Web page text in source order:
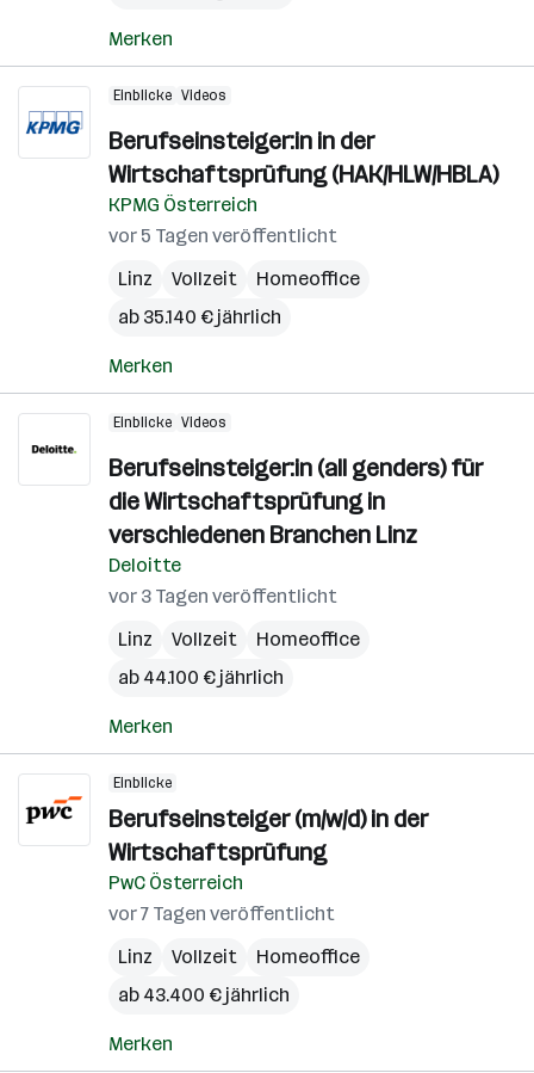
Merken
Einblicke Videos
Berufseinsteiger:in in der
Wirtschaftsprüfung (HAK/HLW/HBLA)
KPMG Österreich
vor 5 Tagen veröffentlicht
Linz
Vollzeit
Homeoffice
ab 35.140 € jährlich
Merken
Einblicke Videos
Berufseinsteiger:in (all genders) für
die Wirtschaftsprüfung in
verschiedenen Branchen Linz
Deloitte
vor 3 Tagen veröffentlicht
Linz
Vollzeit
Homeoffice
ab 44.100 € jährlich
Merken
Einblicke
Berufseinsteiger (m/w/d) in der
Wirtschaftsprüfung
PwC Österreich
vor 7 Tagen veröffentlicht
Linz
Vollzeit
Homeoffice
ab 43.400 € jährlich
Merken